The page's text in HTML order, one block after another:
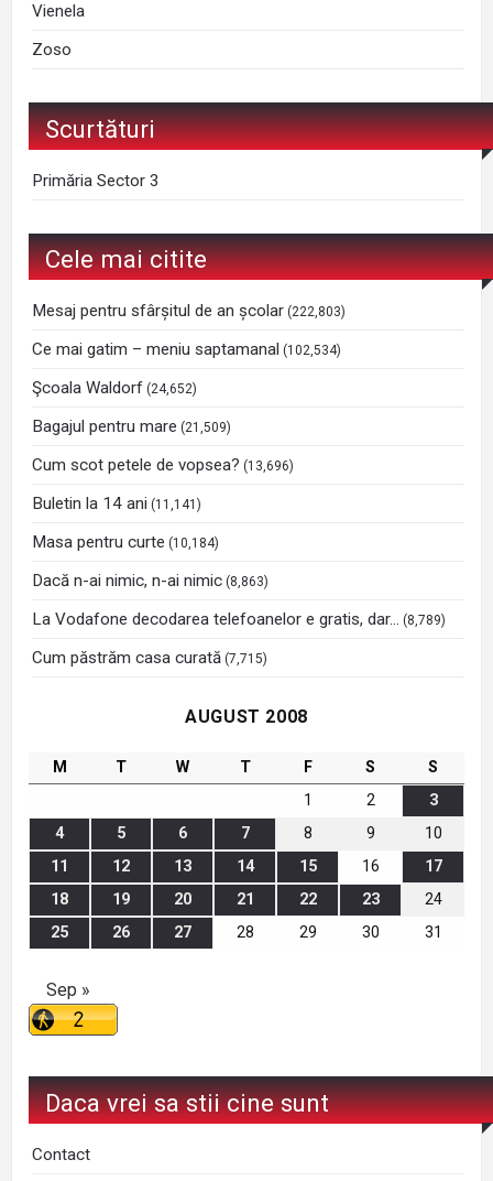
Vienela
Zoso
Scurtături
Primăria Sector 3
Cele mai citite
Mesaj pentru sfârșitul de an școlar (222,803)
Ce mai gatim – meniu saptamanal (102,534)
Şcoala Waldorf (24,652)
Bagajul pentru mare (21,509)
Cum scot petele de vopsea? (13,696)
Buletin la 14 ani (11,141)
Masa pentru curte (10,184)
Dacă n-ai nimic, n-ai nimic (8,863)
La Vodafone decodarea telefoanelor e gratis, dar… (8,789)
Cum păstrăm casa curată (7,715)
AUGUST 2008
M T W T F S
S
1
2
3
4
5 6 7 8 9
10
11
12 13 14 15 16
17
18
19 20 21 22 23
24
25
26 27 28 29 30 31
Sep »
Daca vrei sa stii cine sunt
Contact